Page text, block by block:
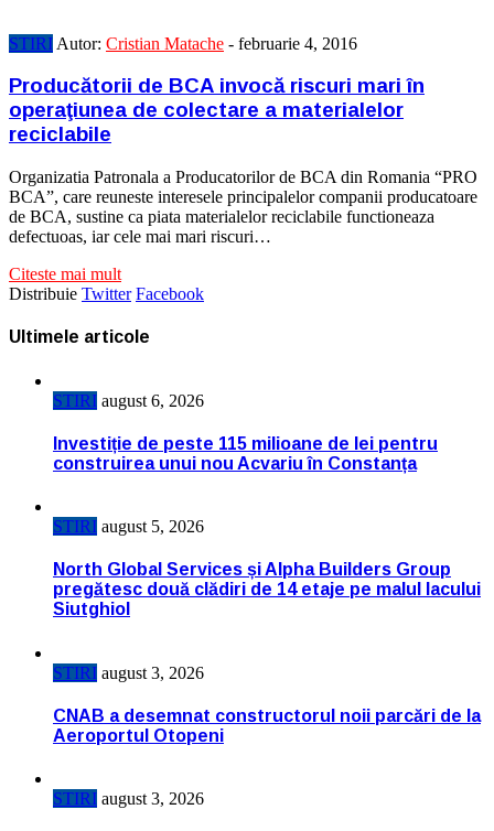
STIRI Autor: Cristian Matache - februarie 4, 2016
Producătorii de BCA invocă riscuri mari în
operaţiunea de colectare a materialelor
reciclabile
Organizatia Patronala a Producatorilor de BCA din Romania “PRO
BCA”, care reuneste interesele principalelor companii producatoare
de BCA, sustine ca piata materialelor reciclabile functioneaza
defectuoas, iar cele mai mari riscuri…
Citeste mai mult
Distribuie Twitter Facebook
Ultimele articole
STIRI august 6, 2026
Investiție de peste 115 milioane de lei pentru
construirea unui nou Acvariu în Constanța
STIRI august 5, 2026
North Global Services și Alpha Builders Group
pregătesc două clădiri de 14 etaje pe malul lacului
Siutghiol
STIRI august 3, 2026
CNAB a desemnat constructorul noii parcări de la
Aeroportul Otopeni
STIRI august 3, 2026